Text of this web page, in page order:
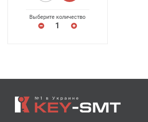
Выберите количество